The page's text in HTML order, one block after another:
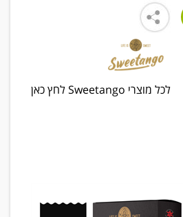
לכל מוצרי Sweetango לחץ כאן